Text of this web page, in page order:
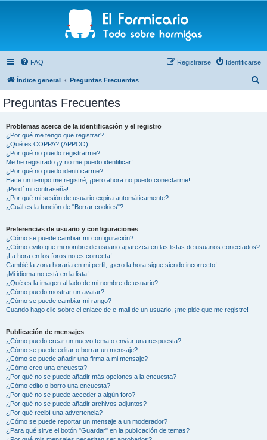
FAQ Identificarse
Registrarse
Índice general Preguntas Frecuentes
Preguntas Frecuentes
Problemas acerca de la identificación y el registro
¿Por qué me tengo que registrar?
¿Qué es COPPA? (APPCO)
¿Por qué no puedo registrarme?
Me he registrado ¡y no me puedo identificar!
¿Por qué no puedo identificarme?
Hace un tiempo me registré, ¡pero ahora no puedo conectarme!
¡Perdí mi contraseña!
¿Por qué mi sesión de usuario expira automáticamente?
¿Cuál es la función de "Borrar cookies"?
Preferencias de usuario y configuraciones
¿Cómo se puede cambiar mi configuración?
¿Cómo evito que mi nombre de usuario aparezca en las listas de usuarios conectados?
¡La hora en los foros no es correcta!
Cambié la zona horaria en mi perfil, ¡pero la hora sigue siendo incorrecto!
¡Mi idioma no está en la lista!
¿Qué es la imagen al lado de mi nombre de usuario?
¿Cómo puedo mostrar un avatar?
¿Cómo se puede cambiar mi rango?
Cuando hago clic sobre el enlace de e-mail de un usuario, ¡me pide que me registre!
Publicación de mensajes
¿Cómo puedo crear un nuevo tema o enviar una respuesta?
¿Cómo se puede editar o borrar un mensaje?
¿Cómo se puede añadir una firma a mi mensaje?
¿Cómo creo una encuesta?
¿Por qué no se puede añadir más opciones a la encuesta?
¿Cómo edito o borro una encuesta?
¿Por qué no se puede acceder a algún foro?
¿Por qué no se puede añadir archivos adjuntos?
¿Por qué recibí una advertencia?
¿Cómo se puede reportar un mensaje a un moderador?
¿Para qué sirve el botón "Guardar" en la publicación de temas?